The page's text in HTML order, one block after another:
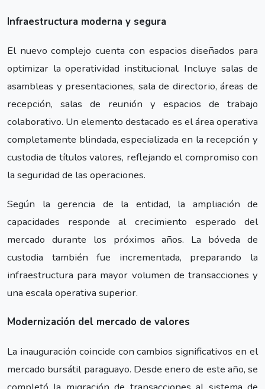
Infraestructura moderna y segura
El nuevo complejo cuenta con espacios diseñados para
optimizar la operatividad institucional. Incluye salas de
asambleas y presentaciones, sala de directorio, áreas de
recepción, salas de reunión y espacios de trabajo
colaborativo. Un elemento destacado es el área operativa
completamente blindada, especializada en la recepción y
custodia de títulos valores, reflejando el compromiso con
la seguridad de las operaciones.
Según la gerencia de la entidad, la ampliación de
capacidades responde al crecimiento esperado del
mercado durante los próximos años. La bóveda de
custodia también fue incrementada, preparando la
infraestructura para mayor volumen de transacciones y
una escala operativa superior.
Modernización del mercado de valores
La inauguración coincide con cambios significativos en el
mercado bursátil paraguayo. Desde enero de este año, se